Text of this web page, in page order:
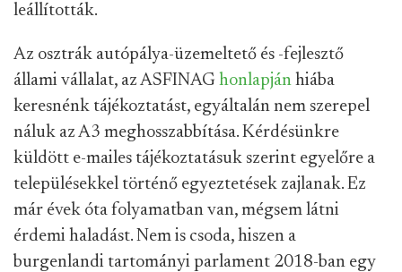
leállították.
Az osztrák autópálya-üzemeltető és -fejlesztő
állami vállalat, az ASFINAG honlapján hiába
keresnénk tájékoztatást, egyáltalán nem szerepel
náluk az A3 meghosszabbítása. Kérdésünkre
küldött e-mailes tájékoztatásuk szerint egyelőre a
településekkel történő egyeztetések zajlanak. Ez
már évek óta folyamatban van, mégsem látni
érdemi haladást. Nem is csoda, hiszen a
burgenlandi tartományi parlament 2018-ban egy